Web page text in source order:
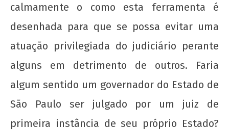
Movimento Negro e o Estado: entre a
democracia e o 38, o que faz o negro?
9 de
fevereiro
de 2019
wp-
admin
calmamente o como esta ferramenta é
desenhada para que se possa evitar uma
atuação privilegiada do judiciário perante
alguns em detrimento de outros. Faria
algum sentido um governador do Estado de
São Paulo ser julgado por um juiz de
primeira instância de seu próprio Estado?